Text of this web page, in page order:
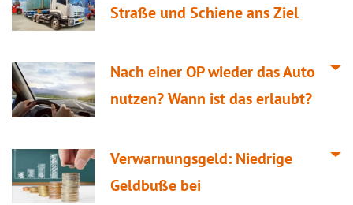
Straße und Schiene ans Ziel
Nach einer OP wieder das Auto
nutzen? Wann ist das erlaubt?
Verwarnungsgeld: Niedrige
Geldbuße bei